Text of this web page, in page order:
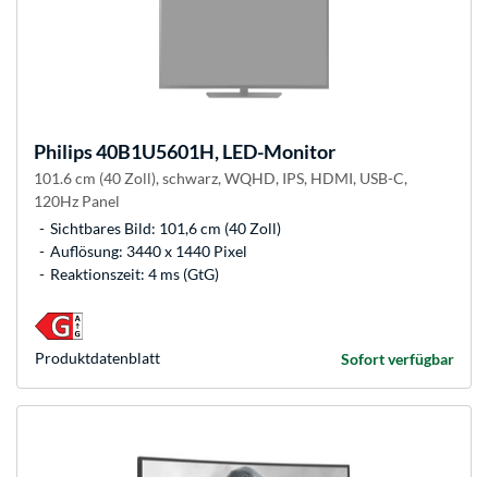
Philips40B1U5601H, LED-Monitor
101.6 cm (40 Zoll), schwarz, WQHD, IPS, HDMI, USB-C,
120Hz Panel
Sichtbares Bild: 101,6 cm (40 Zoll)
Auflösung: 3440 x 1440 Pixel
Reaktionszeit: 4 ms (GtG)
Sofort verfügbar
Produkt­datenblatt